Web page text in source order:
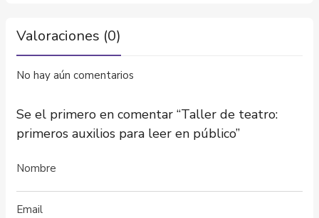
Valoraciones (0)
No hay aún comentarios
Se el primero en comentar “Taller de teatro:
primeros auxilios para leer en público”